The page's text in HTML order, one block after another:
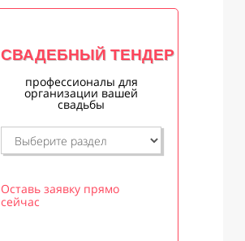
СВАДЕБНЫЙ ТЕНДЕР
профессионалы для
организации вашей
свадьбы
Оставь заявку прямо
сейчас